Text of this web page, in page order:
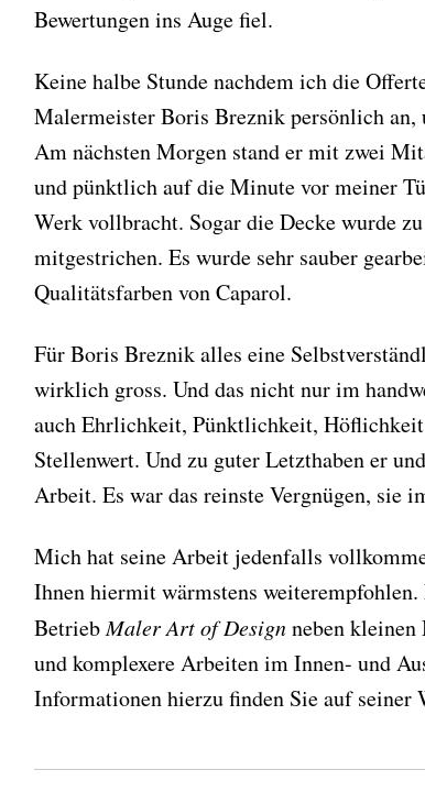
Bewertungen ins Auge fiel.
Keine halbe Stunde nachdem ich die
Malermeister Boris Breznik persönlich an,
Am nächsten Morgen stand er mit zwei
und pünktlich auf die Minute vor meiner
Werk vollbracht. Sogar die Decke wurde
mitgestrichen. Es wurde sehr sauber
Qualitätsfarben von Caparol.
Für Boris Breznik alles eine
wirklich gross. Und das nicht nur im
auch Ehrlichkeit, Pünktlichkeit,
Stellenwert. Und zu guter Letzthaben er
Arbeit. Es war das reinste Vergnügen, sie
Mich hat seine Arbeit jedenfalls
Ihnen hiermit wärmstens
BetriebMaler Art of Designneben
und komplexere Arbeiten im Innen- und
Informationen hierzu finden Sie auf seiner
Abonnieren Sie